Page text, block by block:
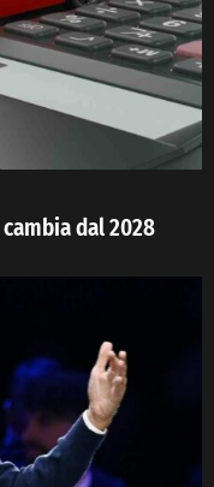
dal 2028